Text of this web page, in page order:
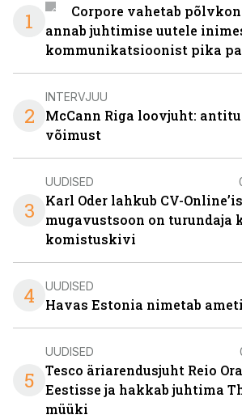
1
Corpore vahetab
annab juhtimise uutele
kommunikatsioonist pika
2
INTERVJUU
McCann Riga loovjuht:
võimust
3
UUDISED
Karl Oder lahkub CV-
mugavustsoon on turundaja
komistuskivi
4 UUDISED
Havas Estonia nimetab
5
UUDISED
Tesco äriarendusjuht Reio
Eestisse ja hakkab juhtima
müüki